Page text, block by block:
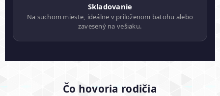
Skladovanie
Na suchom mieste, ideálne v priloženom batohu alebo
zavesený na vešiaku.
Čo hovoria rodičia